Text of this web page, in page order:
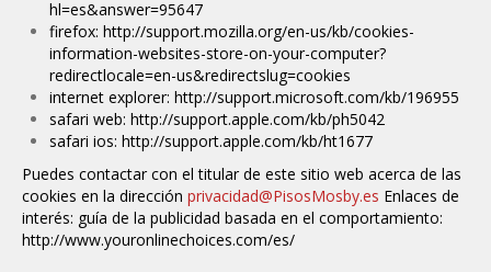
hl=es&answer=95647
firefox: http://support.mozilla.org/en-us/kb/cookies-
information-websites-store-on-your-computer?
redirectlocale=en-us&redirectslug=cookies
internet explorer: http://support.microsoft.com/kb/196955
safari web: http://support.apple.com/kb/ph5042
safari ios: http://support.apple.com/kb/ht1677
Puedes contactar con el titular de este sitio web acerca de las
cookies en la dirección privacidad@PisosMosby.es Enlaces de
interés: guía de la publicidad basada en el comportamiento:
http://www.youronlinechoices.com/es/